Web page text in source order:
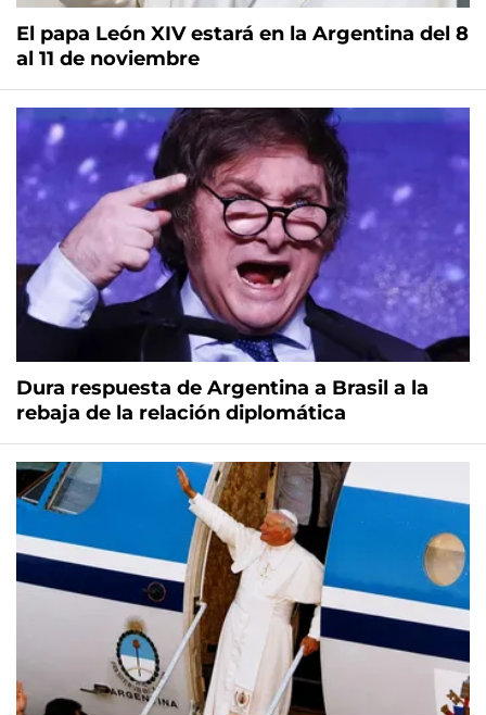
El papa León XIV estará en la Argentina del 8
al 11 de noviembre
Dura respuesta de Argentina a Brasil a la
rebaja de la relación diplomática